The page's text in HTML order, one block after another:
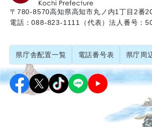
〒780-8570高知県高知市丸ノ内1丁目2番
電話：088-823-1111（代表）法人番号：
県庁舎配置一覧 電話番号表 県庁周